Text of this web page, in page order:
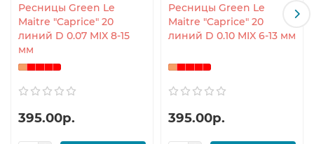
Ресницы Green Le
Maitre "Caprice" 20
линий D 0.07 MIX 8-15
мм
395.00р.
Ресницы Green Le
Maitre "Caprice" 20
линий D 0.10 MIX 6-13 мм
395.00р.